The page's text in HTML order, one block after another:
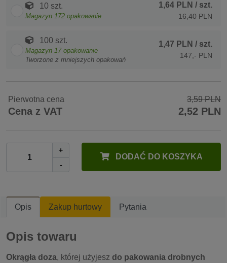
10 szt.
Magazyn 172 opakowanie
1,64 PLN / szt.
16,40 PLN
100 szt.
Magazyn 17 opakowanie
Tworzone z mniejszych opakowań
1,47 PLN / szt.
147,- PLN
Pierwotna cena 3,59 PLN
Cena z VAT 2,52 PLN
+
-
DODAĆ DO KOSZYKA
Opis Zakup hurtowy Pytania
Opis towaru
Okrągła doza, której użyjesz do pakowania drobnych